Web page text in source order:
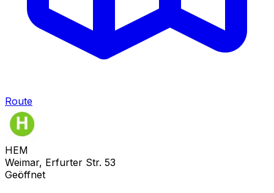
Route
HEM
Weimar, Erfurter Str. 53
Geöffnet